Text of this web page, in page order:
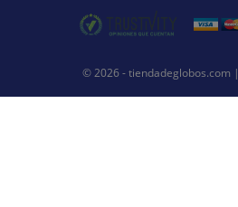
© 2026 - tiendadeglobos.com |